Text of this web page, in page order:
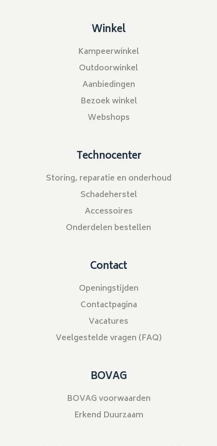
Winkel
Kampeerwinkel
Outdoorwinkel
Aanbiedingen
Bezoek winkel
Webshops
Technocenter
Storing, reparatie en onderhoud
Schadeherstel
Accessoires
Onderdelen bestellen
Contact
Openingstijden
Contactpagina
Vacatures
Veelgestelde vragen (FAQ)
BOVAG
BOVAG voorwaarden
Erkend Duurzaam